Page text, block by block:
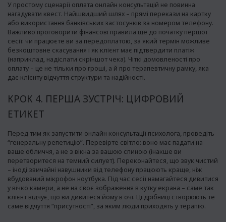
У простому сценарії оплата онлайн консультацій не повинна
нагадувати квест. Найшвидший шлях – прямі перекази на картку
або використання банківських застосунків за номером телефону.
Важливо проговорити фінансові правила ще до початку першої
сесії: чи працюєте ви за передоплатою, за який термін можливе
безкоштовне скасування і як клієнт має підтвердити платіж
(наприклад, надіслати скріншот чека). Чіткі домовленості про
оплату – це не тільки про гроші, а й про терапевтичну рамку, яка
дає клієнту відчуття структури та надійності.
КРОК 4. ПЕРША ЗУСТРІЧ: ЦИФРОВИЙ
ЕТИКЕТ
Перед тим як запустити онлайн консультації психолога, проведіть
“генеральну репетицію”. Перевірте світло: воно має падати на
ваше обличчя, а не з вікна за вашою спиною (інакше ви
перетворитеся на темний силует). Переконайтеся, що звук чистий
– іноді звичайні навушники від телефону працюють краще, ніж
вбудований мікрофон ноутбука. Під час сесії намагайтеся дивитися
у вічко камери, а не на своє зображення в кутку екрана – саме так
клієнт відчує, що ви дивитеся йому в очі. Ці дрібниці створюють те
саме відчуття “присутності”, за яким люди приходять у терапію.